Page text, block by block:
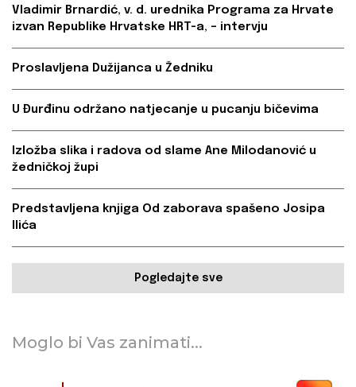
Vladimir Brnardić, v. d. urednika Programa za Hrvate
izvan Republike Hrvatske HRT-a, – intervju
Proslavljena Dužijanca u Žedniku
U Đurđinu održano natjecanje u pucanju bičevima
Izložba slika i radova od slame Ane Milodanović u
žedničkoj župi
Predstavljena knjiga Od zaborava spašeno Josipa
Ilića
Pogledajte sve
Moglo bi Vas zanimati...